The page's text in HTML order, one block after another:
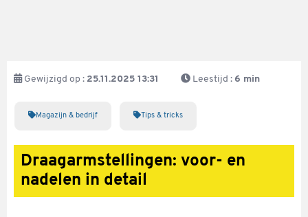
Gewijzigd op : 25.11.2025 13:31 Leestijd : 6 min
Magazijn & bedrijf Tips & tricks
Draagarmstellingen: voor- en
nadelen in detail